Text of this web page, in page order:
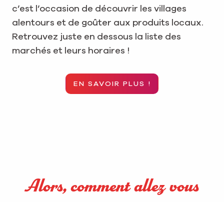
c’est l’occasion de découvrir les villages
alentours et de goûter aux produits locaux.
Retrouvez juste en dessous la liste des
marchés et leurs horaires !
EN SAVOIR PLUS !
Alors, comment allez vous